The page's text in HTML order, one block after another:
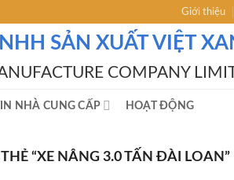
Giới thiệu
SẢN XUẤT VIỆT
COMPANY
NHÀ CUNG CẤP HOẠT ĐỘNG
“XE NÂNG 3.0 TẤN ĐÀI LOAN”